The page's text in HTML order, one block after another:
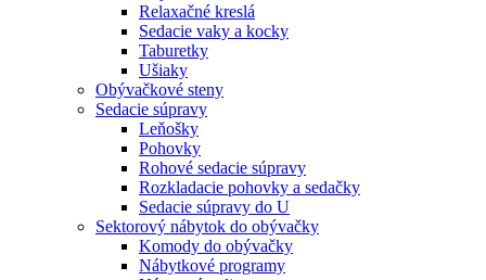
Relaxačné kreslá
Sedacie vaky a kocky
Taburetky
Ušiaky
Obývačkové steny
Sedacie súpravy
Leňošky
Pohovky
Rohové sedacie súpravy
Rozkladacie pohovky a sedačky
Sedacie súpravy do U
Sektorový nábytok do obývačky
Komody do obývačky
Nábytkové programy